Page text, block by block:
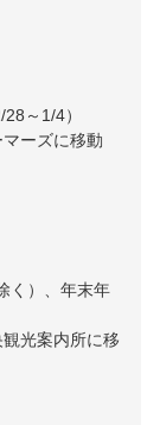
～1/4）
ーズに移動
く）、年末年
光案内所に移